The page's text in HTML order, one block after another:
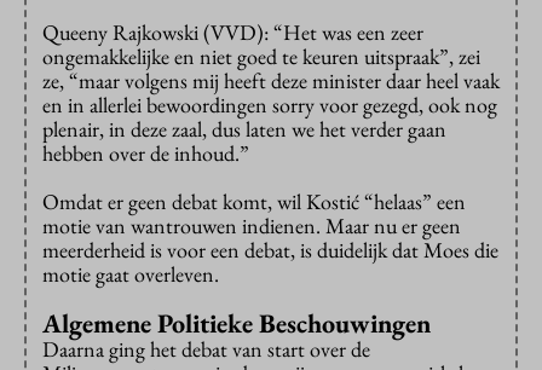
Queeny Rajkowski (VVD): “Het was een zeer
ongemakkelijke en niet goed te keuren uitspraak”, zei
ze, “maar volgens mij heeft deze minister daar heel vaak
en in allerlei bewoordingen sorry voor gezegd, ook nog
plenair, in deze zaal, dus laten we het verder gaan
hebben over de inhoud.”
Omdat er geen debat komt, wil Kostić “helaas” een
motie van wantrouwen indienen. Maar nu er geen
meerderheid is voor een debat, is duidelijk dat Moes die
motie gaat overleven.
Algemene Politieke Beschouwingen
Daarna ging het debat van start over de